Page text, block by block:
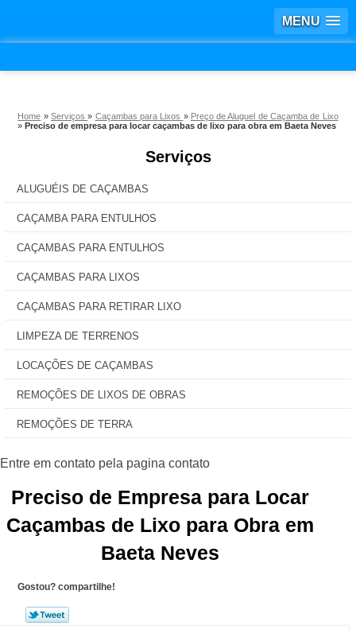
MENU
Home »Serviços» Caçambas para Lixos » Preço de Aluguel de Caçamba de Lixo
»Preciso de empresa para locar caçambas de lixo para obra em Baeta Neves
Serviços
ALUGUÉIS DE CAÇAMBAS
CAÇAMBA PARA ENTULHOS
CAÇAMBAS PARA ENTULHOS
CAÇAMBAS PARA LIXOS
CAÇAMBAS PARA RETIRAR LIXO
LIMPEZA DE TERRENOS
LOCAÇÕES DE CAÇAMBAS
REMOÇÕES DE LIXOS DE OBRAS
REMOÇÕES DE TERRA
Preciso de Empresa para Locar
Caçambas de Lixo para Obra em
Baeta Neves
Gostou? compartilhe!